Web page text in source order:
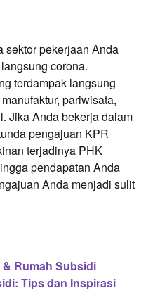
sektor pekerjaan Anda
corona.
terdampak langsung
pariwisata,
Jika Anda bekerja dalam
pengajuan KPR
terjadinya PHK
pendapatan Anda
Anda menjadi sulit
Rumah Subsidi
Tips dan Inspirasi